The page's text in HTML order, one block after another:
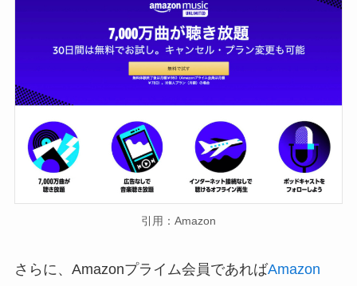
引用：Amazon
さらに、Amazonプライム会員であればAmazon